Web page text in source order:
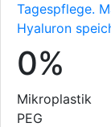
Tagespflege.
Hyaluron
0%
Mikroplastik
PEG